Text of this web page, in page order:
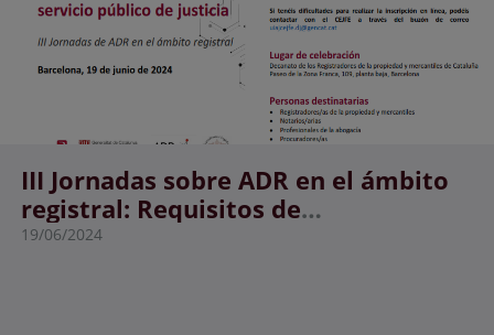
III Jornadas sobre ADR en el ámbito
registral: Requisitos de
procedibilidad en el proyecto de Ley
19/06/2024